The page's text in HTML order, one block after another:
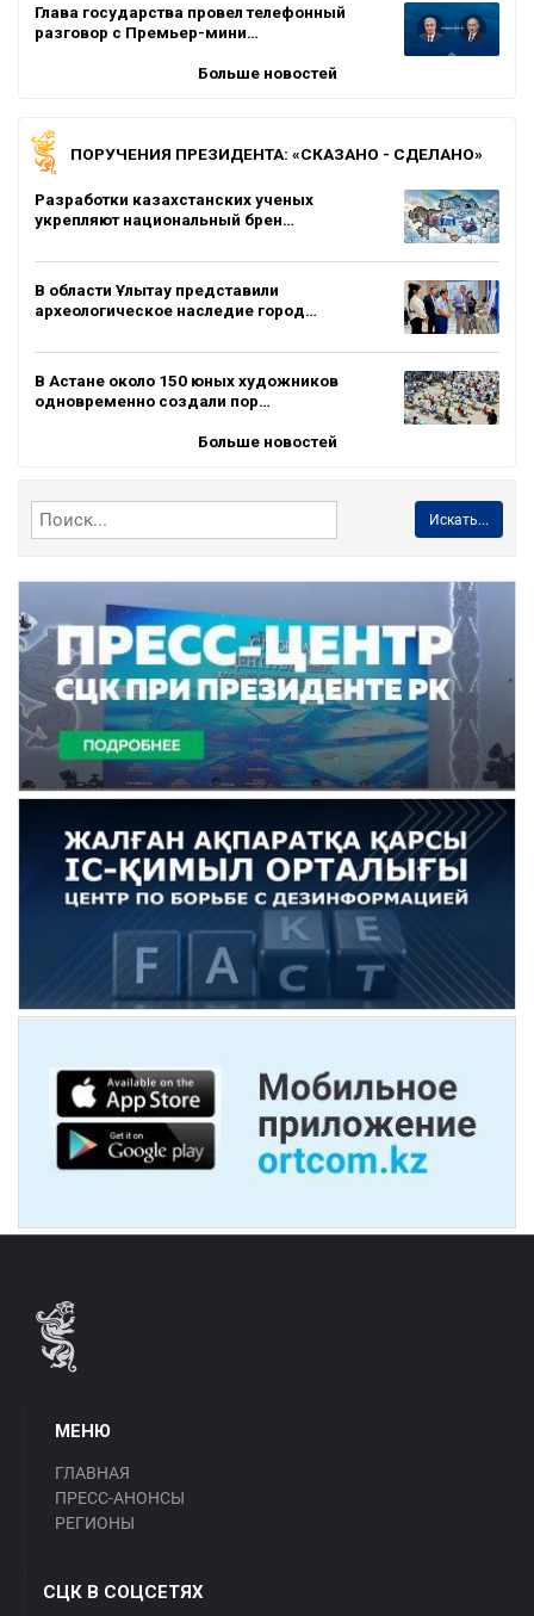
Глава государства провел телефонный
разговор с Премьер-мини…
Больше новостей
ПОРУЧЕНИЯ ПРЕЗИДЕНТА: «СКАЗАНО - СДЕЛАНО»
Разработки казахстанских ученых
укрепляют национальный брен…
В области Ұлытау представили
археологическое наследие город…
В Астане около 150 юных художников
одновременно создали пор…
Больше новостей
Искать...
МЕНЮ
ГЛАВНАЯ
ПРЕСС-АНОНСЫ
РЕГИОНЫ
СЦК В СОЦСЕТЯХ